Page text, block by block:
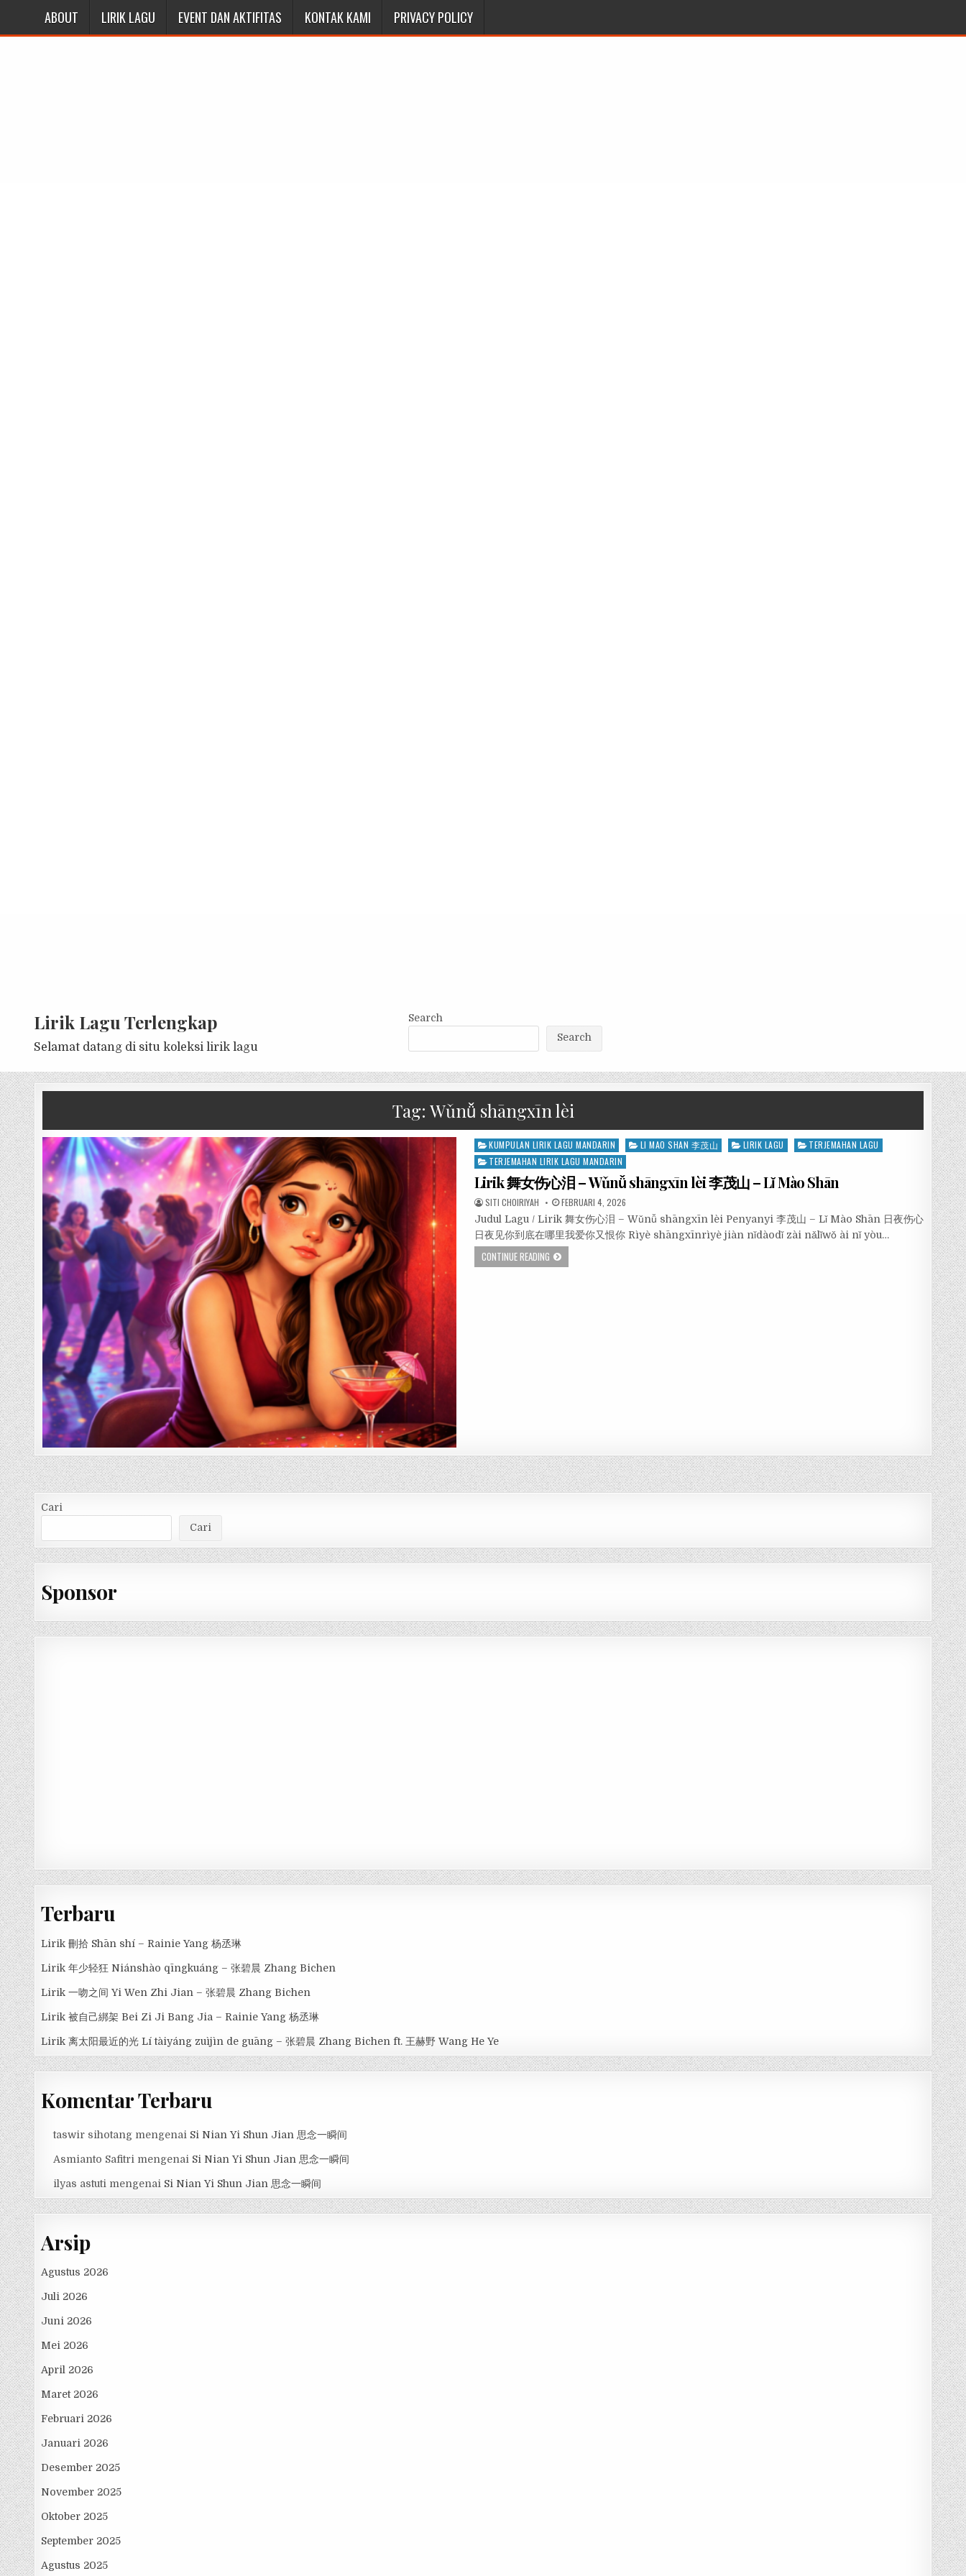
ABOUT LIRIK LAGU EVENT DAN AKTIFITAS KONTAK KAMI PRIVACY POLICY
Lirik Lagu Terlengkap
Selamat datang di situ koleksi lirik lagu
Search
Search
Tag: Wǔnǚ shāngxīn lèi
Posted
in
KUMPULAN LIRIK LAGU MANDARIN LI MAO SHAN 李茂山 LIRIK LAGU
TERJEMAHAN LAGU
TERJEMAHAN LIRIK LAGU MANDARIN
Lirik 舞女伤心泪 – Wǔnǚ shāngxīn lèi 李茂山 – Lǐ Mào Shān
SITI CHOIRIYAH FEBRUARI 4, 2026
Judul Lagu / Lirik 舞女伤心泪 – Wǔnǚ shāngxīn lèi Penyanyi 李茂山 – Lǐ Mào Shān 日夜伤心
日夜见你到底在哪里我爱你又恨你 Rìyè shāngxīnrìyè jiàn nǐdàodǐ zài nǎlǐwǒ ài nǐ yòu…
CONTINUE READING
Cari
Cari
Sponsor
Terbaru
Lirik 刪拾 Shān shí – Rainie Yang 杨丞琳
Lirik 年少轻狂 Niánshào qīngkuáng – 张碧晨 Zhang Bichen
Lirik 一吻之间 Yi Wen Zhi Jian – 张碧晨 Zhang Bichen
Lirik 被自己綁架 Bei Zi Ji Bang Jia – Rainie Yang 杨丞琳
Lirik 离太阳最近的光 Lí tàiyáng zuìjìn de guāng – 张碧晨 Zhang Bichen ft. 王赫野 Wang He Ye
Komentar Terbaru
taswir sihotangmengenai Si Nian Yi Shun Jian 思念一瞬间
Asmianto Safitri mengenai Si Nian Yi Shun Jian 思念一瞬间
ilyas astuti mengenai Si Nian Yi Shun Jian 思念一瞬间
Arsip
Agustus 2026
Juli 2026
Juni 2026
Mei 2026
April 2026
Maret 2026
Februari 2026
Januari 2026
Desember 2025
November 2025
Oktober 2025
September 2025
Agustus 2025